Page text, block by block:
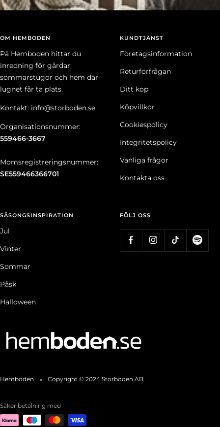
OM HEMBODEN
På Hemboden hittar du
inredning för gårdar,
sommarstugor och hem där
lugnet får ta plats.
Kontakt: info@storboden.se
Organisationsnummer:
559466-3667
Momsregistreringsnummer:
SE559466366701
KUNDTJÄNST
Företagsinformation
Returförfrågan
Ditt köp
Köpvillkor
Cookiespolicy
Integritetspolicy
Vanliga frågor
Kontakta oss
SÄSONGSINSPIRATION
Jul
Vinter
Sommar
Påsk
Halloween
FÖLJ OSS
Hemboden Copyright © 2024 Storboden AB
Säker betalning med